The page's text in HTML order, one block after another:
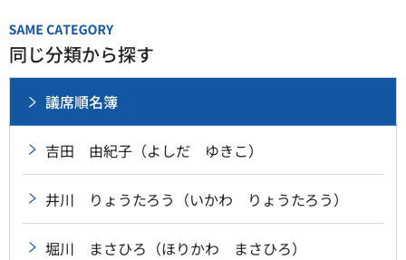
同じ分類から探す
議席順名簿
吉田 由紀子（よしだ ゆきこ）
井川 りょうたろう（いかわ りょうたろう）
堀川 まさひろ（ほりかわ まさひろ）